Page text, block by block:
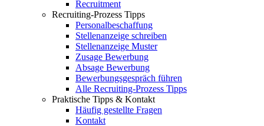
Recruitment
Recruiting-Prozess Tipps
Personalbeschaffung
Stellenanzeige schreiben
Stellenanzeige Muster
Zusage Bewerbung
Absage Bewerbung
Bewerbungsgespräch führen
Alle Recruiting-Prozess Tipps
Praktische Tipps & Kontakt
Häufig gestellte Fragen
Kontakt